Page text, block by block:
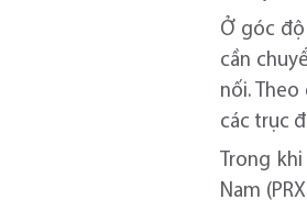
Ở góc độ
cần
nối.
các trục
Trong
Nam